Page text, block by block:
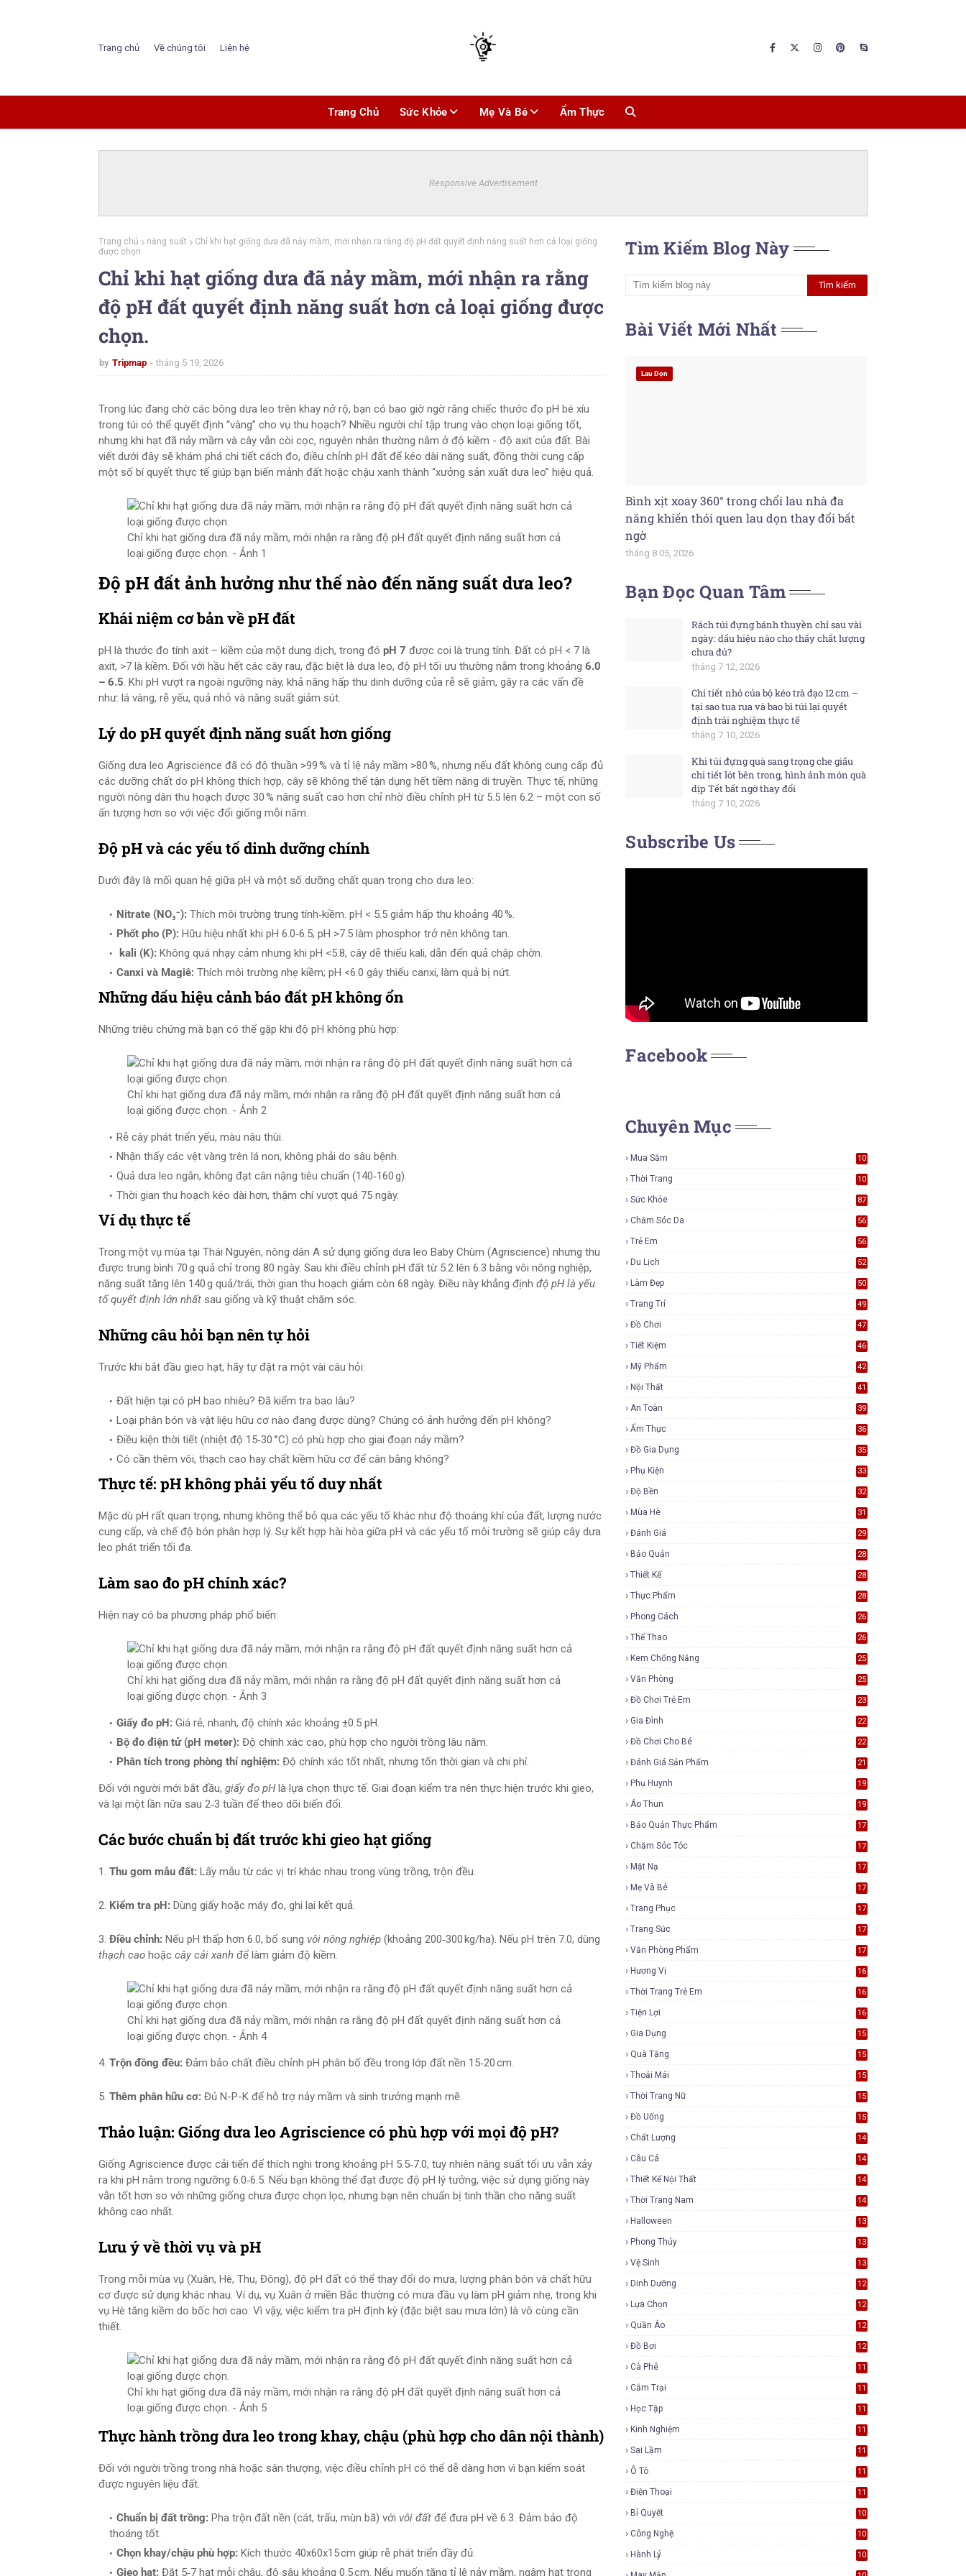
Trang chủ Về chúng tôi Liên hệ
Trang Chủ Sức Khỏe Mẹ Và Bé Ẩm Thực
Responsive Advertisement
Trang chủ năng suất
Chỉ khi hạt giống dưa đã nảy mầm, mới nhận ra rằng độ pH đất quyết định năng suất hơn cả loại giống
được chọn.
Chỉ khi hạt giống dưa đã nảy mầm, mới nhận ra rằng
độ pH đất quyết định năng suất hơn cả loại giống được
chọn.
by Tripmap tháng 5 19, 2026
Trong lúc đang chờ các bông dưa leo trên khay nở rộ, bạn có bao giờ ngờ rằng chiếc thước đo pH bé xíu
trong túi có thể quyết định “vàng” cho vụ thu hoạch? Nhiều người chỉ tập trung vào chọn loại giống tốt,
nhưng khi hạt đã nảy mầm và cây vẫn còi cọc, nguyên nhân thường nằm ở độ kiềm - độ axit của đất. Bài
viết dưới đây sẽ khám phá chi tiết cách đo, điều chỉnh pH đất để kéo dài năng suất, đồng thời cung cấp
một số bí quyết thực tế giúp bạn biến mảnh đất hoặc chậu xanh thành “xưởng sản xuất dưa leo” hiệu quả.
Chỉ khi hạt giống dưa đã nảy mầm, mới nhận ra rằng độ pH đất quyết định năng suất hơn cả
loại giống được chọn. - Ảnh 1
Độ pH đất ảnh hưởng như thế nào đến năng suất dưa leo?
Khái niệm cơ bản về pH đất
pH là thước đo tính axit – kiềm của một dung dịch, trong đó pH 7 được coi là trung tính. Đất có pH < 7 là
axit, >7 là kiềm. Đối với hầu hết các cây rau, đặc biệt là dưa leo, độ pH tối ưu thường nằm trong khoảng 6.0
– 6.5. Khi pH vượt ra ngoài ngưỡng này, khả năng hấp thu dinh dưỡng của rễ sẽ giảm, gây ra các vấn đề
như: lá vàng, rễ yếu, quả nhỏ và năng suất giảm sút.
Lý do pH quyết định năng suất hơn giống
Giống dưa leo Agriscience đã có độ thuần >99 % và tỉ lệ nảy mầm >80 %, nhưng nếu đất không cung cấp đủ
các dưỡng chất do pH không thích hợp, cây sẽ không thể tận dụng hết tiềm năng di truyền. Thực tế, những
người nông dân thu hoạch được 30 % năng suất cao hơn chỉ nhờ điều chỉnh pH từ 5.5 lên 6.2 – một con số
ấn tượng hơn so với việc đổi giống mỗi năm.
Độ pH và các yếu tố dinh dưỡng chính
Dưới đây là mối quan hệ giữa pH và một số dưỡng chất quan trọng cho dưa leo:
Nitrate (NO₃⁻): Thích môi trường trung tính‑kiềm. pH < 5.5 giảm hấp thu khoảng 40 %.
Phốt pho (P): Hữu hiệu nhất khi pH 6.0‑6.5; pH >7.5 làm phosphor trở nên không tan.
kali (K): Không quá nhạy cảm nhưng khi pH <5.8, cây dễ thiếu kali, dẫn đến quả chập chờn.
Canxi và Magiê: Thích môi trường nhẹ kiềm; pH <6.0 gây thiếu canxi, làm quả bị nứt.
Những dấu hiệu cảnh báo đất pH không ổn
Những triệu chứng mà bạn có thể gặp khi độ pH không phù hợp:
Chỉ khi hạt giống dưa đã nảy mầm, mới nhận ra rằng độ pH đất quyết định năng suất hơn cả
loại giống được chọn. - Ảnh 2
Rễ cây phát triển yếu, màu nâu thùi.
Nhận thấy các vệt vàng trên lá non, không phải do sâu bệnh.
Quả dưa leo ngắn, không đạt cân nặng tiêu chuẩn (140‑160 g).
Thời gian thu hoạch kéo dài hơn, thậm chí vượt quá 75 ngày.
Ví dụ thực tế
Trong một vụ mùa tại Thái Nguyên, nông dân A sử dụng giống dưa leo Baby Chùm (Agriscience) nhưng thu
được trung bình 70 g quả chỉ trong 80 ngày. Sau khi điều chỉnh pH đất từ 5.2 lên 6.3 bằng vôi nông nghiệp,
năng suất tăng lên 140 g quả/trái, thời gian thu hoạch giảm còn 68 ngày. Điều này khẳng định độ pH là yếu
tố quyết định lớn nhất sau giống và kỹ thuật chăm sóc.
Những câu hỏi bạn nên tự hỏi
Trước khi bắt đầu gieo hạt, hãy tự đặt ra một vài câu hỏi:
Đất hiện tại có pH bao nhiêu? Đã kiểm tra bao lâu?
Loại phân bón và vật liệu hữu cơ nào đang được dùng? Chúng có ảnh hưởng đến pH không?
Điều kiện thời tiết (nhiệt độ 15‑30 °C) có phù hợp cho giai đoạn nảy mầm?
Có cần thêm vôi, thạch cao hay chất kiềm hữu cơ để cân bằng không?
Thực tế: pH không phải yếu tố duy nhất
Mặc dù pH rất quan trọng, nhưng không thể bỏ qua các yếu tố khác như độ thoáng khí của đất, lượng nước
cung cấp, và chế độ bón phân hợp lý. Sự kết hợp hài hòa giữa pH và các yếu tố môi trường sẽ giúp cây dưa
leo phát triển tối đa.
Làm sao đo pH chính xác?
Hiện nay có ba phương pháp phổ biến:
Chỉ khi hạt giống dưa đã nảy mầm, mới nhận ra rằng độ pH đất quyết định năng suất hơn cả
loại giống được chọn. - Ảnh 3
Giấy đo pH: Giá rẻ, nhanh, độ chính xác khoảng ±0.5 pH.
Bộ đo điện tử (pH meter): Độ chính xác cao, phù hợp cho người trồng lâu năm.
Phân tích trong phòng thí nghiệm: Độ chính xác tốt nhất, nhưng tốn thời gian và chi phí.
Đối với người mới bắt đầu, giấy đo pHlà lựa chọn thực tế. Giai đoạn kiểm tra nên thực hiện trước khi gieo,
và lại một lần nữa sau 2‑3 tuần để theo dõi biến đổi.
Các bước chuẩn bị đất trước khi gieo hạt giống
1. Thu gom mẫu đất: Lấy mẫu từ các vị trí khác nhau trong vùng trồng, trộn đều.
2. Kiểm tra pH: Dùng giấy hoặc máy đo, ghi lại kết quả.
3. Điều chỉnh: Nếu pH thấp hơn 6.0, bổ sung vôi nông nghiệp (khoảng 200‑300 kg/ha). Nếu pH trên 7.0, dùng
thạch cao hoặc cây cải xanh để làm giảm độ kiềm.
Chỉ khi hạt giống dưa đã nảy mầm, mới nhận ra rằng độ pH đất quyết định năng suất hơn cả
loại giống được chọn. - Ảnh 4
4. Trộn đồng đều: Đảm bảo chất điều chỉnh pH phân bố đều trong lớp đất nền 15‑20 cm.
5. Thêm phân hữu cơ: Đủ N-P-K để hỗ trợ nảy mầm và sinh trưởng mạnh mẽ.
Thảo luận: Giống dưa leo Agriscience có phù hợp với mọi độ pH?
Giống Agriscience được cải tiến để thích nghi trong khoảng pH 5.5‑7.0, tuy nhiên năng suất tối ưu vẫn xảy
ra khi pH nằm trong ngưỡng 6.0‑6.5. Nếu bạn không thể đạt được độ pH lý tưởng, việc sử dụng giống này
vẫn tốt hơn so với những giống chưa được chọn lọc, nhưng bạn nên chuẩn bị tinh thần cho năng suất
không cao nhất.
Lưu ý về thời vụ và pH
Trong mỗi mùa vụ (Xuân, Hè, Thu, Đông), độ pH đất có thể thay đổi do mưa, lượng phân bón và chất hữu
cơ được sử dụng khác nhau. Ví dụ, vụ Xuân ở miền Bắc thường có mưa đầu vụ làm pH giảm nhẹ, trong khi
vụ Hè tăng kiềm do bốc hơi cao. Vì vậy, việc kiểm tra pH định kỳ (đặc biệt sau mưa lớn) là vô cùng cần
thiết.
Chỉ khi hạt giống dưa đã nảy mầm, mới nhận ra rằng độ pH đất quyết định năng suất hơn cả
loại giống được chọn. - Ảnh 5
Thực hành trồng dưa leo trong khay, chậu (phù hợp cho dân nội thành)
Đối với người trồng trong nhà hoặc sân thượng, việc điều chỉnh pH có thể dễ dàng hơn vì bạn kiểm soát
được nguyên liệu đất.
Chuẩn bị đất trồng: Pha trộn đất nền (cát, trấu, mùn bã) với vôi đất để đưa pH về 6.3. Đảm bảo độ
thoáng tốt.
Chọn khay/chậu phù hợp: Kích thước 40x60x15 cm giúp rễ phát triển đầy đủ.
Gieo hạt: Đặt 5‑7 hạt mỗi chậu, độ sâu khoảng 0.5 cm. Nếu muốn tăng tỉ lệ nảy mầm, ngâm hạt trong
Tìm Kiếm Blog Này
Bài Viết Mới Nhất
Lau Dọn
Bình xịt xoay 360° trong chổi lau nhà đa
năng khiến thói quen lau dọn thay đổi bất
ngờ
tháng 8 05, 2026
Bạn Đọc Quan Tâm
Rách túi đựng bánh thuyền chỉ sau vài
ngày: dấu hiệu nào cho thấy chất lượng
chưa đủ?
tháng 7 12, 2026
Chi tiết nhỏ của bộ kéo trà đạo 12 cm –
tại sao tua rua và bao bì túi lại quyết
định trải nghiệm thực tế
tháng 7 10, 2026
Khi túi đựng quà sang trọng che giấu
chi tiết lót bên trong, hình ảnh món quà
dịp Tết bất ngờ thay đổi
tháng 7 10, 2026
Subscribe Us
Facebook
Chuyên Mục
Mua Sắm
10
Thời Trang
10
Sức Khỏe 87
Chăm Sóc Da 56
Trẻ Em 56
Du Lịch 52
Làm Đẹp 50
Trang Trí 49
Đồ Chơi 47
Tiết Kiệm 46
Mỹ Phẩm 42
Nội Thất 41
An Toàn 39
Ẩm Thực 36
Đồ Gia Dụng 35
Phụ Kiện 33
Độ Bền 32
Mùa Hè 31
Đánh Giá 29
Bảo Quản 28
Thiết Kế 28
Thực Phẩm 28
Phong Cách 26
Thể Thao 26
Kem Chống Nắng 25
Văn Phòng 25
Đồ Chơi Trẻ Em 23
Gia Đình 22
Đồ Chơi Cho Bé 22
Đánh Giá Sản Phẩm 21
Phụ Huynh 19
Áo Thun 19
Bảo Quản Thực Phẩm 17
Chăm Sóc Tóc 17
Mặt Nạ 17
Mẹ Và Bé 17
Trang Phục 17
Trang Sức 17
Văn Phòng Phẩm 17
Hương Vị 16
Thời Trang Trẻ Em 16
Tiện Lợi 16
Gia Dụng 15
Quà Tặng 15
Thoải Mái 15
Thời Trang Nữ 15
Đồ Uống 15
Chất Lượng 14
Câu Cá 14
Thiết Kế Nội Thất 14
Thời Trang Nam 14
Halloween 13
Phong Thủy 13
Vệ Sinh 13
Dinh Dưỡng 12
Lựa Chọn 12
Quần Áo 12
Đồ Bơi 12
Cà Phê 11
Cắm Trại 11
Học Tập 11
Kinh Nghiệm 11
Sai Lầm 11
Ô Tô 11
Điện Thoại 11
Bí Quyết 10
Công Nghệ 10
Hành Lý 10